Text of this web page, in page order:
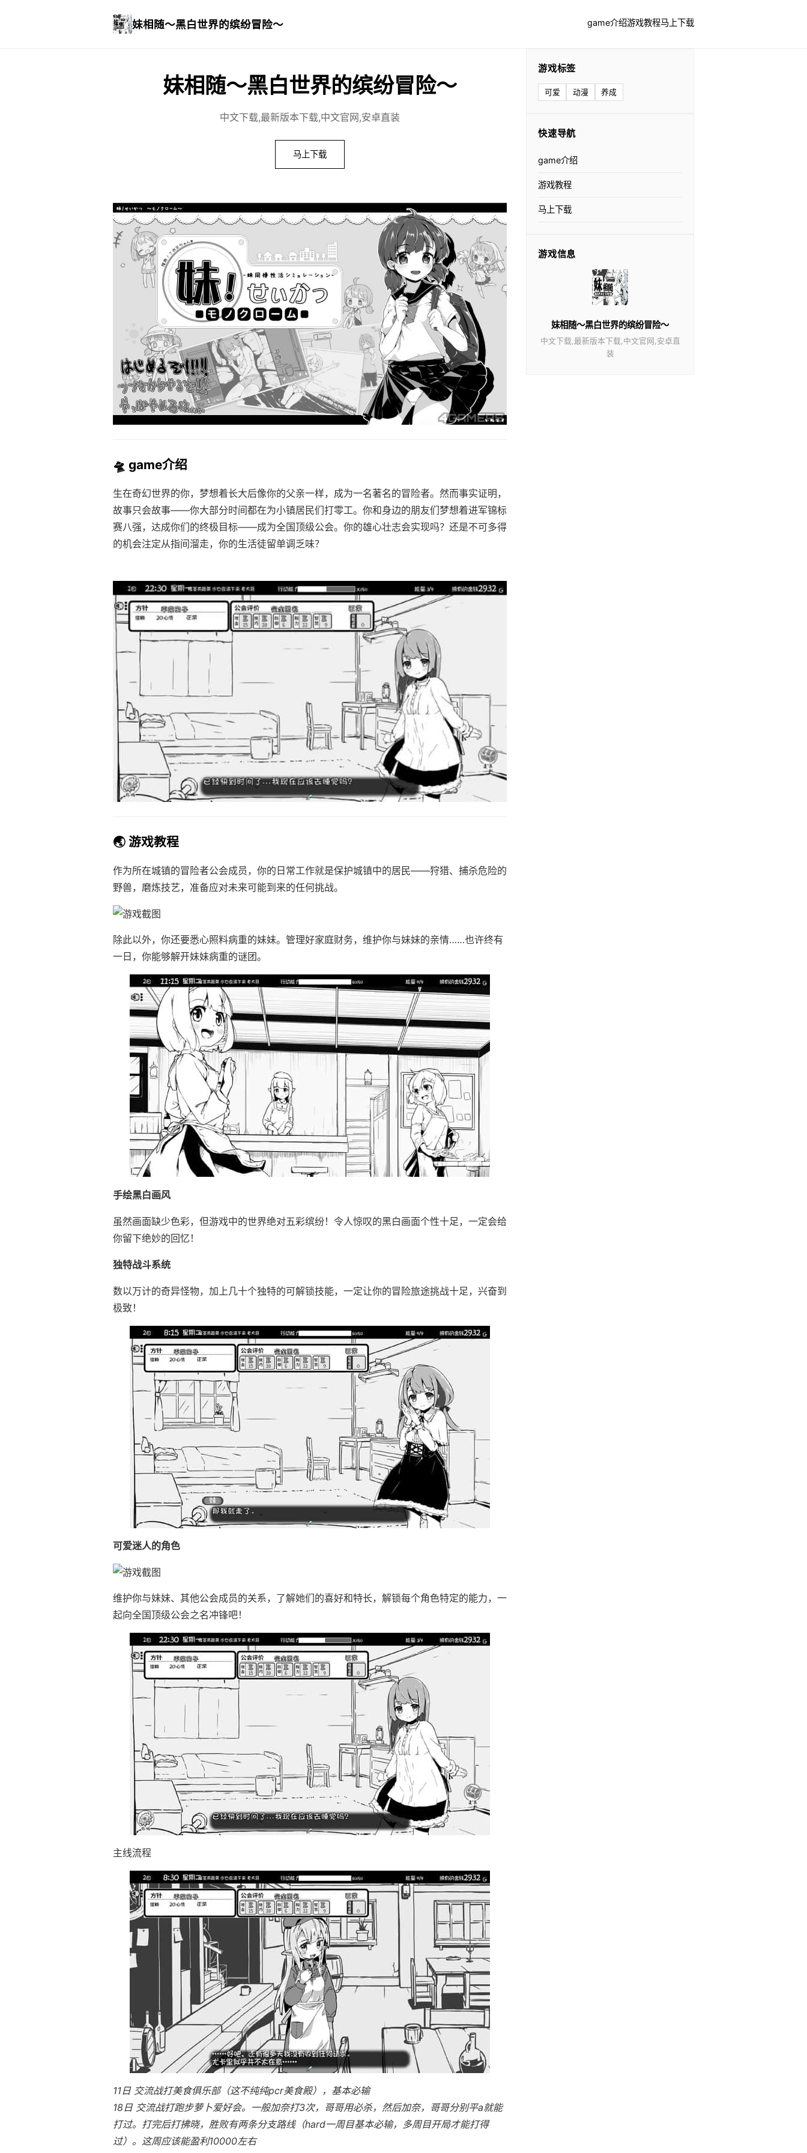
妹相随～黑白世界的缤纷冒险～ game介绍游戏教程马上下载
妹相随～黑白世界的缤纷冒险～
中文下载,最新版本下载,中文官网,安卓直装
马上下载
🛸 game介绍
生在奇幻世界的你，梦想着长大后像你的父亲一样，成为一名著名的冒险者。然而事实证明，
故事只会故事——你大部分时间都在为小镇居民们打零工。你和身边的朋友们梦想着进军锦标
赛八强，达成你们的终极目标——成为全国顶级公会。你的雄心壮志会实现吗？还是不可多得
的机会注定从指间溜走，你的生活徒留单调乏味？
🌏 游戏教程
作为所在城镇的冒险者公会成员，你的日常工作就是保护城镇中的居民——狩猎、捕杀危险的
野兽，磨炼技艺，准备应对未来可能到来的任何挑战。
除此以外，你还要悉心照料病重的妹妹。管理好家庭财务，维护你与妹妹的亲情……也许终有
一日，你能够解开妹妹病重的谜团。
手绘黑白画风
虽然画面缺少色彩，但游戏中的世界绝对五彩缤纷！令人惊叹的黑白画面个性十足，一定会给
你留下绝妙的回忆！
独特战斗系统
数以万计的奇异怪物，加上几十个独特的可解锁技能，一定让你的冒险旅途挑战十足，兴奋到
极致！
可爱迷人的角色
维护你与妹妹、其他公会成员的关系，了解她们的喜好和特长，解锁每个角色特定的能力，一
起向全国顶级公会之名冲锋吧！
主线流程
11日 交流战打美食俱乐部（这不纯纯pcr美食殿），基本必输
18日 交流战打跑步萝卜爱好会。一般加奈打3次，哥哥用必杀，然后加奈，哥哥分别平a就能
打过。打完后打拂晓，胜败有两条分支路线（hard一周目基本必输，多周目开局才能打得
过）。这周应该能盈利10000左右
游戏标签
可爱 动漫 养成
快速导航
game介绍
游戏教程
马上下载
游戏信息
妹相随～黑白世界的缤纷冒险～
中文下载,最新版本下载,中文官网,安卓直
装